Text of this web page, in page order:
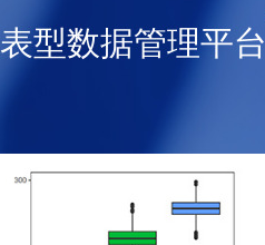
表型数据管理平台